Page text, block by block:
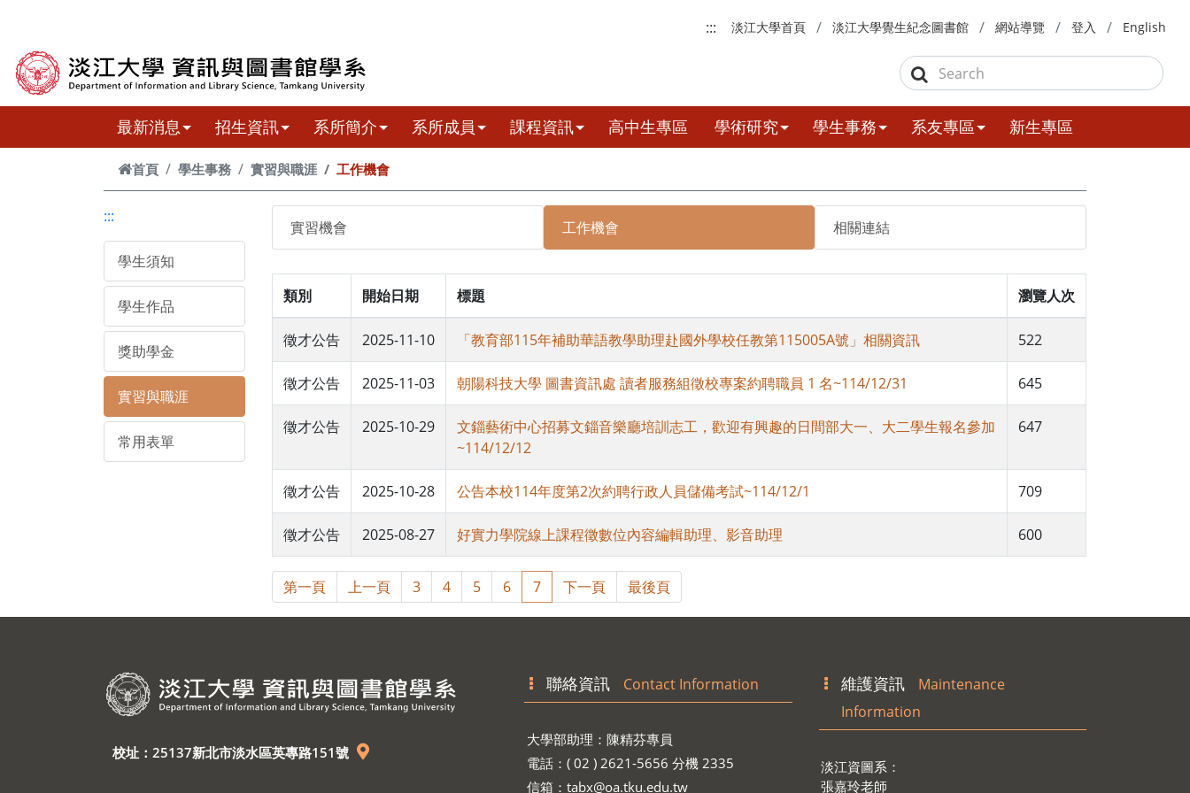
:::
淡江大學首頁 淡江大學覺生紀念圖書館 網站導覽 登入 English
最新消息 招生資訊 系所簡介 系所成員 課程資訊 高中生專區 學術研究 學生事務 系友專區 新生專區
首頁 學生事務 實習與職涯 工作機會
:::
學生須知
學生作品
獎助學金
實習與職涯
常用表單
實習機會 工作機會 相關連結
類別 開始日期 標題 瀏覽人次
徵才公告 2025-11-10 「教育部115年補助華語教學助理赴國外學校任教第115005A號」相關資訊 522
徵才公告 2025-11-03 朝陽科技大學 圖書資訊處 讀者服務組徵校專案約聘職員 1 名~114/12/31 645
徵才公告 2025-10-29
文錙藝術中心招募文錙音樂廳培訓志工，歡迎有興趣的日間部大一、大二學生報名參加
~114/12/12
647
徵才公告 2025-10-28 公告本校114年度第2次約聘行政人員儲備考試~114/12/1 709
徵才公告 2025-08-27 好實力學院線上課程徵數位內容編輯助理、影音助理 600
第一頁 上一頁 3 4 5 6 7 下一頁 最後頁
校址：25137新北市淡水區英專路151號
聯絡資訊 Contact Information
大學部助理：陳精芬專員
電話：( 02 ) 2621-5656 分機 2335
信箱： tabx@oa.tku.edu.tw
維護資訊
Maintenance
Information
淡江資圖系：
張嘉玲老師